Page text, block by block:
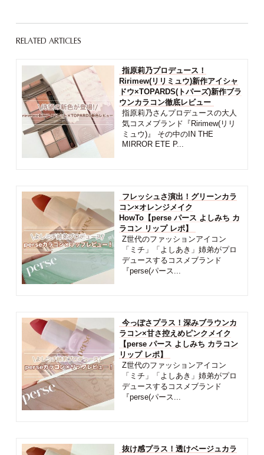
RELATED ARTICLES
指原莉乃プロデュース！
Ririmew(リリミュウ)新作アイシャ
ドウ×TOPARDS(トパーズ)新作ブラ
ウンカラコン徹底レビュー
指原莉乃さんプロデュースの大人
気コスメブランド『Ririmew(リリ
ミュウ)』 その中のIN THE
MIRROR ETE P...
フレッシュさ演出！グリーンカラ
コン×オレンジメイク
HowTo【perse パース よしみち カ
ラコン リップ レポ】
Z世代のファッションアイコン
「ミチ」「よしあき」姉弟がプロ
デュースするコスメブランド
『perse(パース...
今っぽさプラス！深みブラウンカ
ラコン×甘さ控えめピンクメイク
【perse パース よしみち カラコン
リップ レポ】
Z世代のファッションアイコン
「ミチ」「よしあき」姉弟がプロ
デュースするコスメブランド
『perse(パース...
抜け感プラス！透けベージュカラ